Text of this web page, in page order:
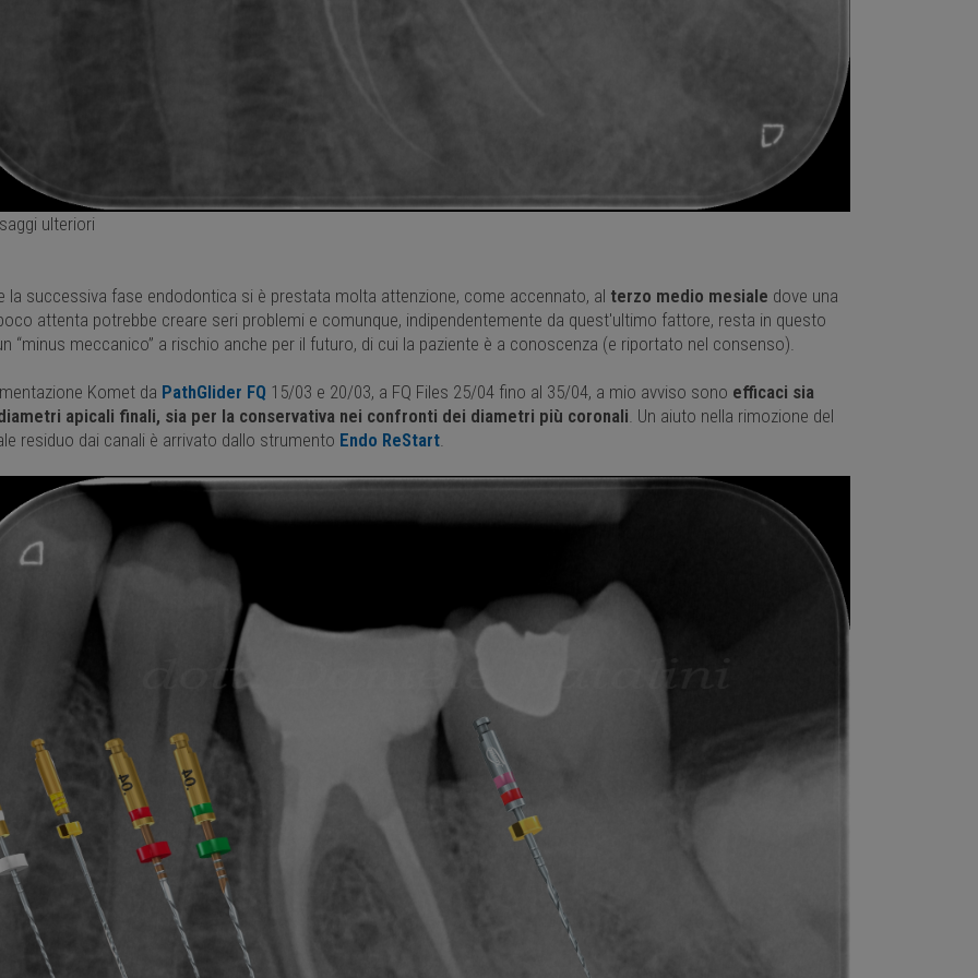
ulteriori
la successiva fase endodontica si è prestata molta attenzione, come accennato, al terzo medio mesiale dove una
attenta potrebbe creare seri problemi e comunque, indipendentemente da quest'ultimo fattore, resta in questo
“minus meccanico” a rischio anche per il futuro, di cui la paziente è a conoscenza (e riportato nel consenso).
Komet da PathGlider FQ 15/03 e 20/03, a FQ Files 25/04 fino al 35/04, a mio avviso sono efficaci sia
apicali finali, sia per la conservativa nei confronti dei diametri più coronali . Un aiuto nella rimozione del
residuo dai canali è arrivato dallo strumento Endo ReStart